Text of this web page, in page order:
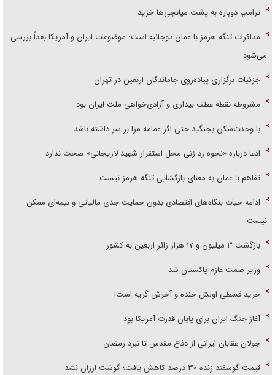
ترامپ دوباره به پشت میانجی‌ها خزید
مذاکرات تنگه هرمز با عمان دوجانبه است؛ موضوعات ایران و آمریکا بعداً بررسی
می‌شود
جزئیات برگزاری پیاده‌روی جاماندگان اربعین در تهران
مشروطه نقطه عطف بیداری و آزادی‌خواهی ملت ایران بود
با وحدت‌شکن بجنگید حتی اگر عمامه مرا بر سر داشته باشد
ادعا درباره «نحوه رد زنی محل استقرار شهید لاریجانی» صحت ندارد
تفاهم با عمان به معنای بازگشایی تنگه هرمز نیست
ادامه حیات بنگاه‌های اقتصادی بدون حمایت جدی مالیاتی و بیمه‌ای ممکن
نیست
بازگشت ۳ میلیون و ۱۷ هزار زائر اربعین به کشور
وزیر صمت عازم پاکستان شد
خرید قسطی اولش خنده و آخرش گریه است!
آغاز جنگ ایران برای پایان قدرت آمریکا بود
جولان عقابان ایرانی از دفاع مقدس تا نبرد رمضان
قیمت گوسفند زنده ۳۰ درصد کاهش یافت؛ گوشت ارزان نشد